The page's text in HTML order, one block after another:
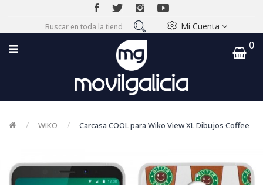
Mi Cuenta
0
WIKO Carcasa COOL para Wiko View XL Dibujos Coffee